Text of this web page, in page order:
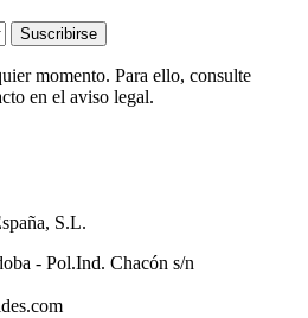
momento. Para ello, consulte
en el aviso legal.
S.L.
- Pol.Ind. Chacón s/n